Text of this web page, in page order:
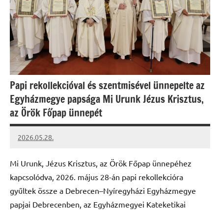
Papi rekollekcióval és szentmisével ünnepelte az
Egyházmegye papsága Mi Urunk Jézus Krisztus,
az Örök Főpap ünnepét
2026.05.28.
Leiszt
Mi Urunk, Jézus Krisztus, az Örök Főpap ünnepéhez
kapcsolódva, 2026. május 28-án papi rekollekcióra
gyűltek össze a Debrecen–Nyíregyházi Egyházmegye
papjai Debrecenben, az Egyházmegyei Kateketikai